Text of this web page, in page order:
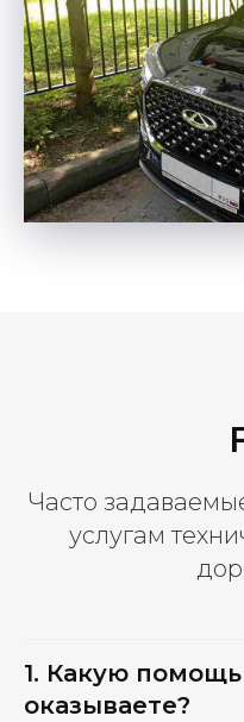
Часто
услугам
1. Какую
оказываете?